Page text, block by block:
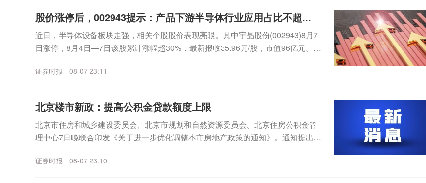
股价涨停后，002943提示：产品下游半导体行业应用占比不超...
近日，半导体设备板块走强，相关个股股价表现亮眼。其中宇晶股份(002943)8月7
日涨停，8月4日—7日该股累计涨幅超30%，最新报收35.96元/股，市值96亿元。8
证券时报 08-07 23:11
北京楼市新政：提高公积金贷款额度上限
北京市住房和城乡建设委员会、北京市规划和自然资源委员会、北京住房公积金管
理中心7日晚联合印发《关于进一步优化调整本市房地产政策的通知》。通知提出，
证券时报 08-07 23:10